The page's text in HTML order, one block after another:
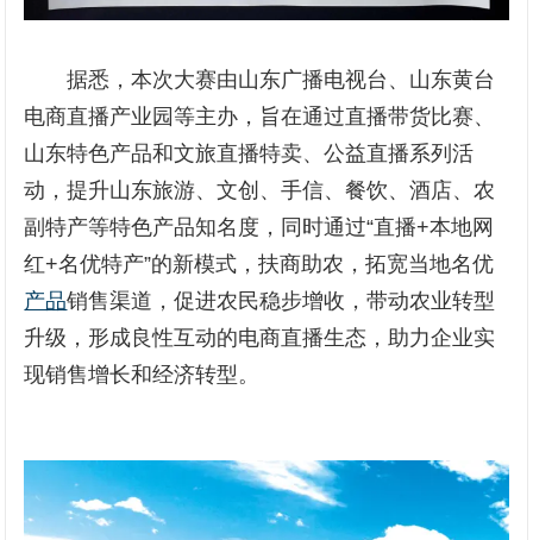
据悉，本次大赛由山东广播电视台、山东黄台
电商直播产业园等主办，旨在通过直播带货比赛、
山东特色产品和文旅直播特卖、公益直播系列活
动，提升山东旅游、文创、手信、餐饮、酒店、农
副特产等特色产品知名度，同时通过“直播+本地网
红+名优特产”的新模式，扶商助农，拓宽当地名优
产品销售渠道，促进农民稳步增收，带动农业转型
升级，形成良性互动的电商直播生态，助力企业实
现销售增长和经济转型。